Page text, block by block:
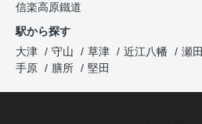
信楽高原鐵道
駅から探す
大津
守山 草津 近江八幡 瀬田
手原
膳所 堅田